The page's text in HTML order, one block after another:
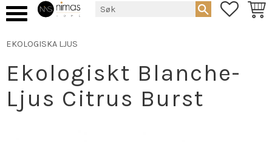
EKOLOGISKA LJUS
Ekologiskt Blanche-
Ljus Citrus Burst